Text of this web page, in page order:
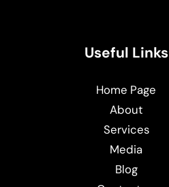
Useful Links
Home Page
About
Services
Media
Blog